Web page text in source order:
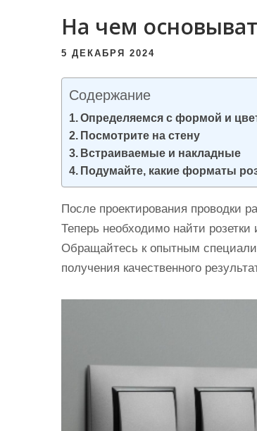
На чем
5 ДЕКАБРЯ 2024
Содержание
Определяемся с формой и
Посмотрите на стену
Встраиваемые и накладные
Подумайте, какие форматы
После проектирования проводки
Теперь необходимо найти
Обращайтесь к опытным
получения качественного